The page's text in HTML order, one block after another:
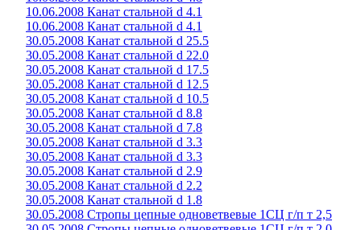
10.06.2008 Канат стальной d 4.1
10.06.2008 Канат стальной d 4.1
30.05.2008 Канат стальной d 25.5
30.05.2008 Канат стальной d 22.0
30.05.2008 Канат стальной d 17.5
30.05.2008 Канат стальной d 12.5
30.05.2008 Канат стальной d 10.5
30.05.2008 Канат стальной d 8.8
30.05.2008 Канат стальной d 7.8
30.05.2008 Канат стальной d 3.3
30.05.2008 Канат стальной d 3.3
30.05.2008 Канат стальной d 2.9
30.05.2008 Канат стальной d 2.2
30.05.2008 Канат стальной d 1.8
30.05.2008 Стропы цепные одноветвевые 1СЦ г/п т 2,5